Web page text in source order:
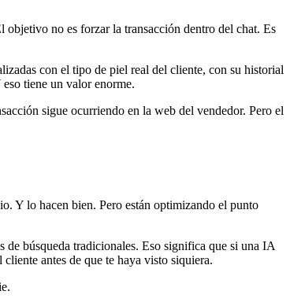
no es forzar la transacción dentro del chat. Es
con el tipo de piel real del cliente, con su historial
tiene un valor enorme.
sigue ocurriendo en la web del vendedor. Pero el
Y lo hacen bien. Pero están optimizando el punto
de búsqueda tradicionales. Eso significa que si una IA
antes de que te haya visto siquiera.